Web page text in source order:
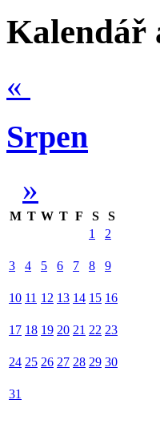
Kalendář
«
Srpen
»
M T W T F S
S
1
2
3 4 5 6 7 8 9
10 11 12 13 14 15 16
17 18 19 20 21 22 23
24 25 26 27 28 29 30
31